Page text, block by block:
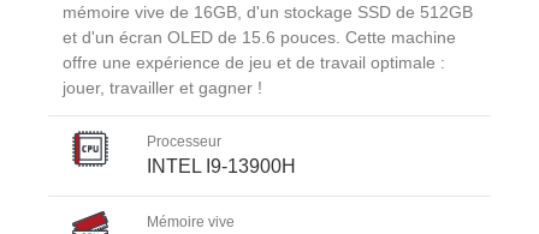
mémoire vive de 16GB, d'un stockage SSD de 512GB
et d'un écran OLED de 15.6 pouces. Cette machine
offre une expérience de jeu et de travail optimale :
jouer, travailler et gagner !
Processeur
INTEL I9-13900H
Mémoire vive